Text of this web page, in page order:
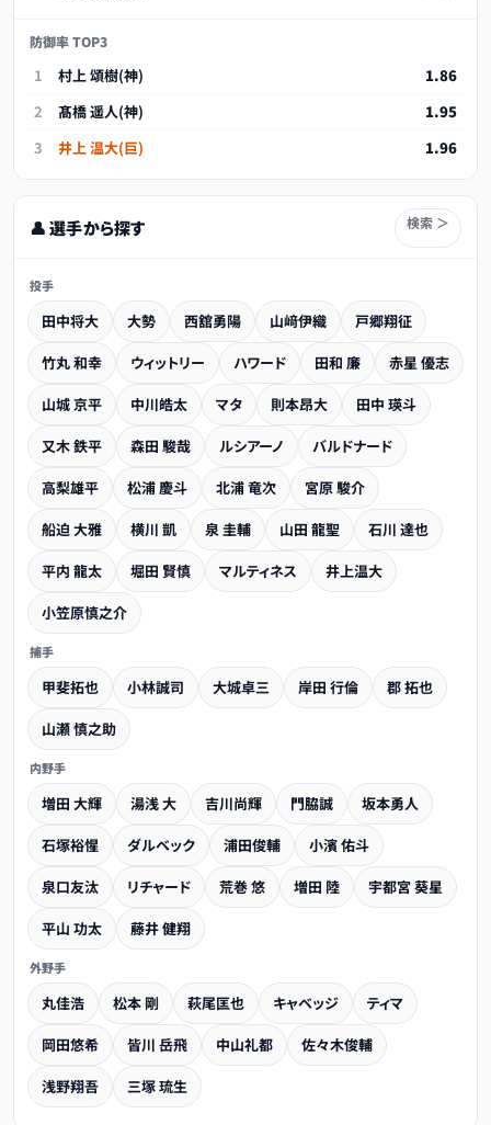
防御率 TOP3
1 村上 頌樹(神)
1.86
2
髙橋 遥人(神)
1.95
3
井上 温大(巨) 1.96
👤 選手から探す 検索 ＞
投手
田中将大 大勢 西舘勇陽 山﨑伊織
戸郷翔征
竹丸 和幸
ウィットリー ハワード 田和 廉
赤星 優志
山城 京平
中川皓太 マタ 則本昂大
田中 瑛斗
又木 鉄平
森田 駿哉 ルシアーノ
バルドナード
高梨雄平
松浦 慶斗 北浦 竜次
宮原 駿介
船迫 大雅
横川 凱 泉 圭輔 山田 龍聖
石川 達也
平内 龍太
堀田 賢慎 マルティネス
井上温大
小笠原慎之介
捕手
甲斐拓也 小林誠司 大城卓三 岸田 行倫
郡 拓也
山瀬 慎之助
内野手
増田 大輝 湯浅 大 吉川尚輝 門脇誠
坂本勇人
石塚裕惺
ダルベック 浦田俊輔
小濱 佑斗
泉口友汰
リチャード 荒巻 悠 増田 陸
宇都宮 葵星
平山 功太
藤井 健翔
外野手
丸佳浩 松本 剛 萩尾匡也 キャベッジ
ティマ
岡田悠希
皆川 岳飛 中山礼都
佐々木俊輔
浅野翔吾
三塚 琉生